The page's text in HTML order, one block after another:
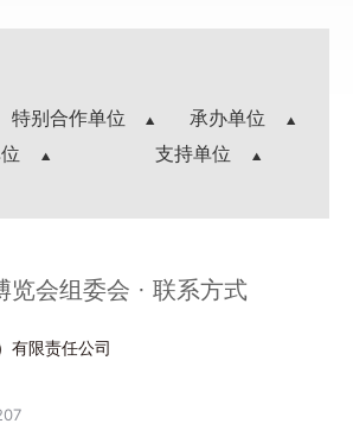
特别合作单位
承办单位
支持单位
览会组委会 · 联系方式
有限责任公司